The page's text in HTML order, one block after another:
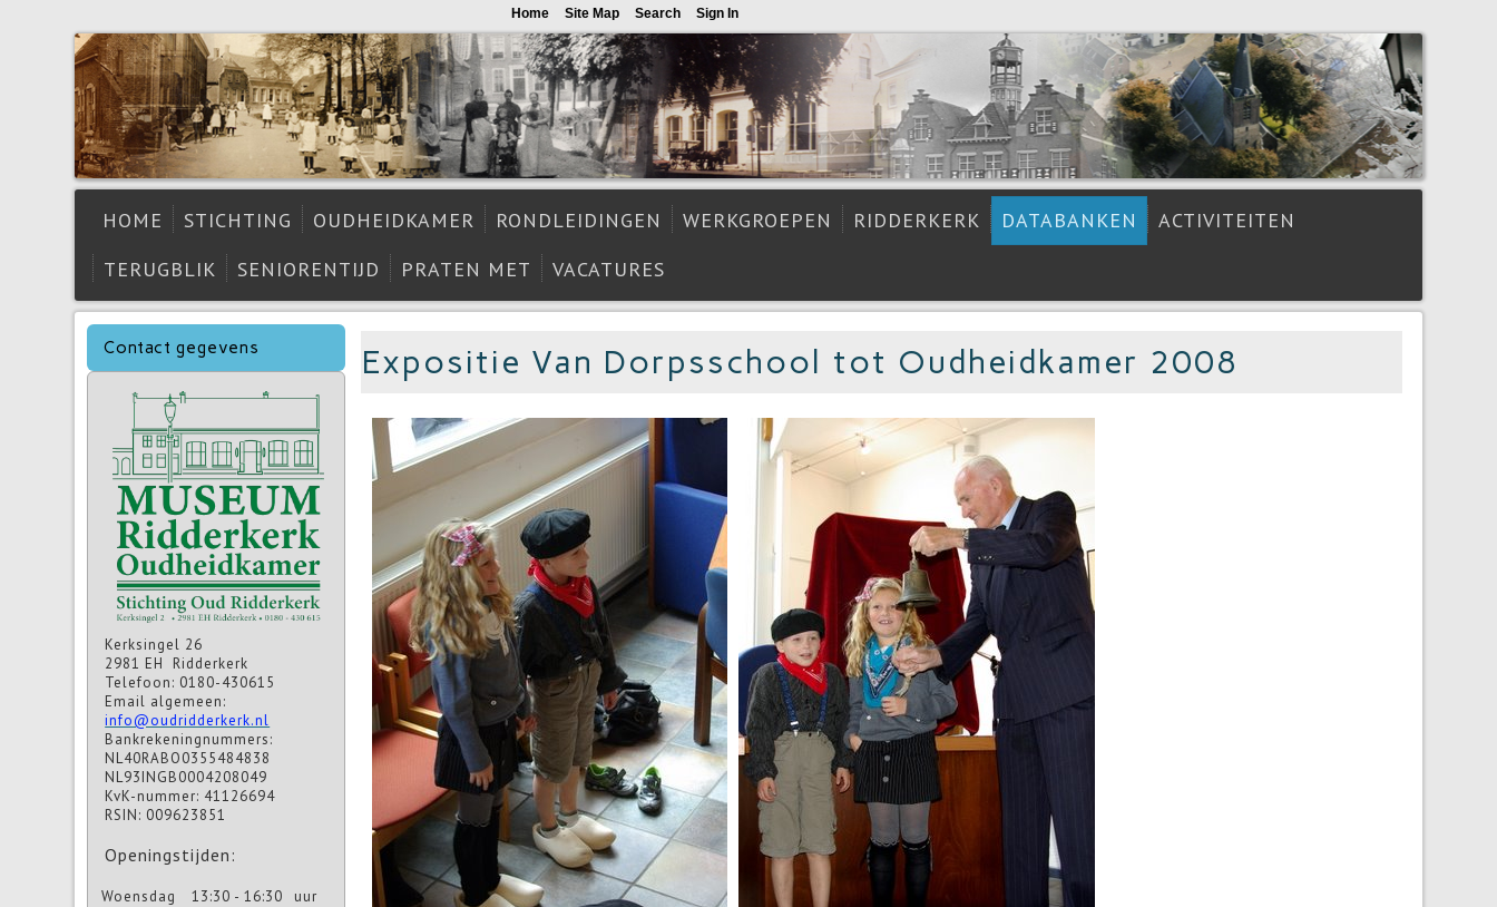
HOME STICHTING OUDHEIDKAMER RONDLEIDINGEN WERKGROEPEN RIDDERKERK DATABANKEN
ACTIVITEITEN
TERUGBLIK
SENIORENTIJD PRATEN MET VACATURES
Contact gegevens
Kerksingel 26
2981 EH Ridderkerk
Telefoon: 0180-430615
Email algemeen:
info@oudridderkerk.nl
Bankrekeningnummers:
NL40RABO0355484838
NL93INGB0004208049
KvK-nummer: 41126694
RSIN: 009623851
Openingstijden:
Woensdag 13:30 - 16:30
uur
Expositie Van Dorpsschool tot Oudheidkamer 2008
Home Site Map Search Sign In